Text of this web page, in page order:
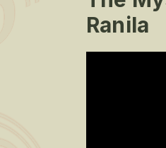
Ranila